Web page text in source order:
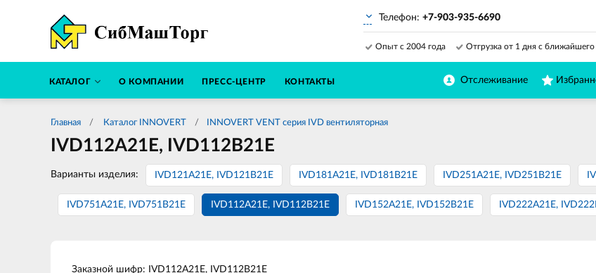
Телефон: +7-903-935-6690
Отслеживание
Опыт с 2004 года Отгрузка от 1 дня с ближайшего
КАТАЛОГ О КОМПАНИИ ПРЕСС-ЦЕНТР КОНТАКТЫ
Главная Каталог INNOVERT INNOVERT VENT серия IVD вентиляторная
IVD112A21E, IVD112B21E
Варианты изделия: IVD121A21E, IVD121B21E IVD181A21E, IVD181B21E IVD251A21E, IVD251B21E
IVD751A21E, IVD751B21E IVD112A21E, IVD112B21E IVD152A21E, IVD152B21E IVD222A21E,
Заказной шифр: IVD112A21E, IVD112B21E